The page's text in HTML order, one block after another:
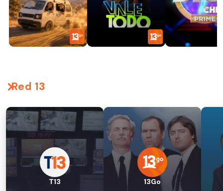
Red 13
T13 13Go